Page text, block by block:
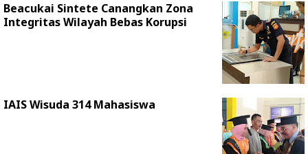
Beacukai Sintete Canangkan Zona
Integritas Wilayah Bebas Korupsi
IAIS Wisuda 314 Mahasiswa